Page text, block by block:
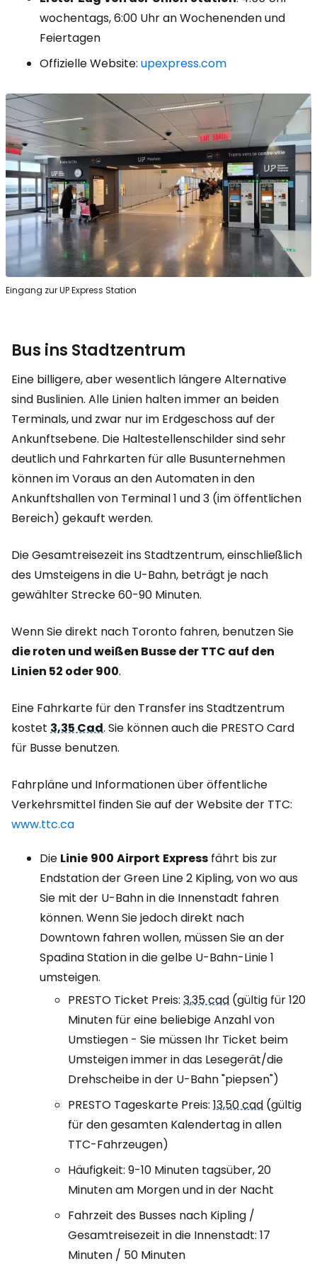
wochentags, 6:00 Uhr an Wochenenden und
Feiertagen
Offizielle Website: upexpress.com
Eingang zur UP Express Station
Bus ins Stadtzentrum
Eine billigere, aber wesentlich längere Alternative
sind Buslinien. Alle Linien halten immer an beiden
Terminals, und zwar nur im Erdgeschoss auf der
Ankunftsebene. Die Haltestellenschilder sind sehr
deutlich und Fahrkarten für alle Busunternehmen
können im Voraus an den Automaten in den
Ankunftshallen von Terminal 1 und 3 (im öffentlichen
Bereich) gekauft werden.
Die Gesamtreisezeit ins Stadtzentrum, einschließlich
des Umsteigens in die U-Bahn, beträgt je nach
gewählter Strecke 60-90 Minuten.
Wenn Sie direkt nach Toronto fahren, benutzen Sie
die roten und weißen Busse der TTC auf den
Linien 52 oder 900.
Eine Fahrkarte für den Transfer ins Stadtzentrum
kostet 3,35 Cad. Sie können auch die PRESTO Card
für Busse benutzen.
Fahrpläne und Informationen über öffentliche
Verkehrsmittel finden Sie auf der Website der TTC:
www.ttc.ca
Die Linie 900 Airport Express fährt bis zur
Endstation der Green Line 2 Kipling, von wo aus
Sie mit der U-Bahn in die Innenstadt fahren
können. Wenn Sie jedoch direkt nach
Downtown fahren wollen, müssen Sie an der
Spadina Station in die gelbe U-Bahn-Linie 1
umsteigen.
PRESTO Ticket Preis: 3,35 cad (gültig für 120
Minuten für eine beliebige Anzahl von
Umstiegen - Sie müssen Ihr Ticket beim
Umsteigen immer in das Lesegerät/die
Drehscheibe in der U-Bahn "piepsen")
PRESTO Tageskarte Preis: 13,50 cad (gültig
für den gesamten Kalendertag in allen
TTC-Fahrzeugen)
Häufigkeit: 9-10 Minuten tagsüber, 20
Minuten am Morgen und in der Nacht
Fahrzeit des Busses nach Kipling /
Gesamtreisezeit in die Innenstadt: 17
Minuten / 50 Minuten